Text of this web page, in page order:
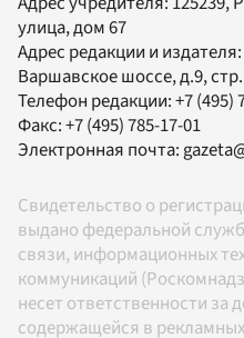
улица, дом 67
Адрес редакции и издателя:
Варшавское шоссе, д.9,
Телефон редакции:+7 (495)
Факс:+7 (495) 785-17-01
Электронная почта:
Свидетельство о
выдано федеральной
связи, информационных
коммуникаций
несет ответственности
содержащейся в